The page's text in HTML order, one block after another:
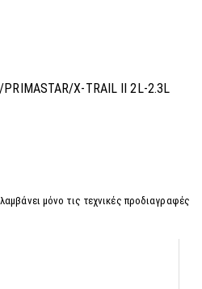
PRIMASTAR/X-TRAIL II 2L-2.3L
μόνο τις τεχνικές προδιαγραφές